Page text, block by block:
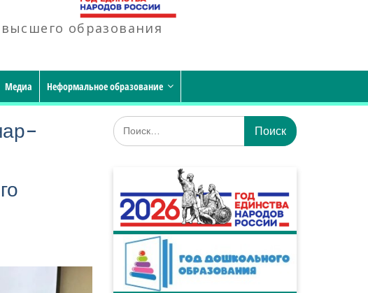
образования
Медиа Неформальное образование
Искать: